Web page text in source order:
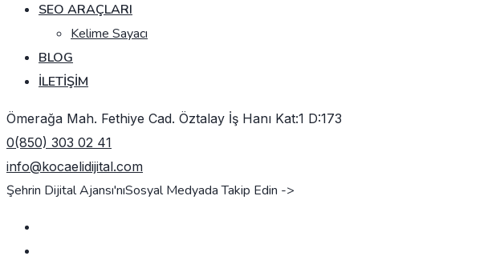
SEO ARAÇLARI
Kelime Sayacı
BLOG
İLETIŞIM
Ömerağa Mah. Fethiye Cad. Öztalay İş Hanı Kat:1 D:173
0(850) 303 02 41
info@kocaelidijital.com
Şehrin Dijital Ajansı'nıSosyal Medyada Takip Edin ->